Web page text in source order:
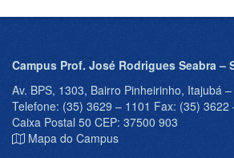
Campus Prof. José Rodrigues Seabra –
Av. BPS, 1303, Bairro Pinheirinho, Itajubá
Telefone: (35) 3629 – 1101 Fax: (35) 3622
Caixa Postal 50 CEP: 37500 903
Mapa do Campus